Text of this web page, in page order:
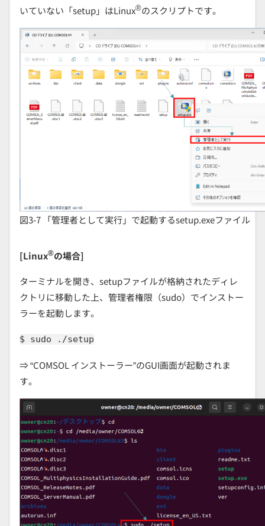
いていない「setup」はLinux®のスクリプトです。
図3-7 「管理者として実行」で起動するsetup.exeファイル
[Linux®の場合]
ターミナルを開き、setupファイルが格納されたディレ
クトリに移動した上、管理者権限（sudo）でインストー
ラーを起動します。
$ sudo ./setup
⇒ “COMSOL インストーラー”のGUI画面が起動されま
す。